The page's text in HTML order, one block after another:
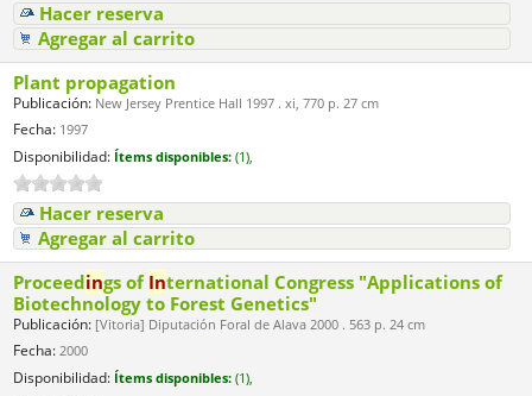
Hacer reserva
Agregar al carrito
Plant propagation
Publicación: New Jersey Prentice Hall 1997 . xi, 770 p. 27 cm
Fecha: 1997
Disponibilidad: Ítems disponibles: (1),
Hacer reserva
Agregar al carrito
Proceedings of International Congress "Applications of
Biotechnology to Forest Genetics"
Publicación: [Vitoria] Diputación Foral de Alava 2000 . 563 p. 24 cm
Fecha: 2000
Disponibilidad: Ítems disponibles: (1),